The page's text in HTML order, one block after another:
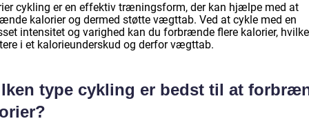
cykling er en effektiv træningsform, der kan hjælpe med at
kalorier og dermed støtte vægttab. Ved at cykle med en
intensitet og varighed kan du forbrænde flere kalorier,
i et kalorieunderskud og derfor vægttab.
type cykling er bedst til at